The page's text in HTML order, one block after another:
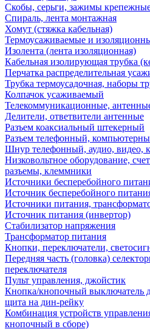
Скобы, серьги, зажимы
Спираль, лента монтажная
Хомут (стяжка кабельная)
Термоусаживаемые и
Изолента (лента изоляционная)
Кабельная изолирующая трубка
Перчатка распределительная
Трубка термоусадочная, наборы
Колпачок усаживаемый
Телекоммуникационные,
Делители, ответвители антенные
Разъем коаксиальный штекерный
Разъем телефонный,
Шнур телефонный, аудио, видео,
Низковольтное оборудование,
разъемы, клеммники
Источники бесперебойного
Источник бесперебойного
Источники питания,
Источник питания (инвертор)
Стабилизатор напряжения
Трансформатор питания
Кнопки, переключатели,
Передняя часть (головка)
переключателя
Пульт управления, джойстик
Кнопка/кнопочный выключатель
щита на дин-рейку
Комбинация устройств
кнопочный в сборе)